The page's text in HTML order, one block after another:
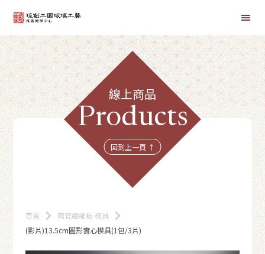
首頁
線上課程
線上商品
Products
回到上一頁 ↑
首頁
陶瓷纖維板.模具
(影片)13.5cm圓形實心模具(1包/3片)